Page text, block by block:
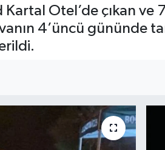
Otel’de çıkan ve
4’üncü gününde